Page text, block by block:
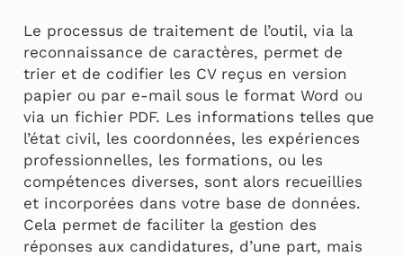
Le processus de traitement de l’outil, via la
reconnaissance de caractères, permet de
trier et de codifier les CV reçus en version
papier ou par e-mail sous le format Word ou
via un fichier PDF. Les informations telles que
l’état civil, les coordonnées, les expériences
professionnelles, les formations, ou les
compétences diverses, sont alors recueillies
et incorporées dans votre base de données.
Cela permet de faciliter la gestion des
réponses aux candidatures, d’une part, mais